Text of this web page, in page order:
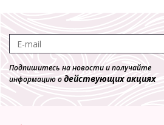
Подпишитесь на новости и получайте
информацию одействующих акциях